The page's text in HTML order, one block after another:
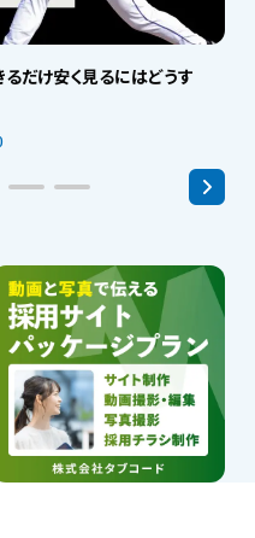
だけ安く見るにはどうす